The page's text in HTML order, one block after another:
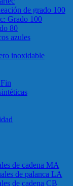
de grado 100
Grado 100
80
azules
inoxidable
de cadena MA
de palanca LA
de cadena CB